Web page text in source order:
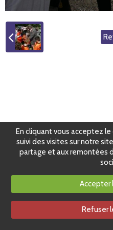
En cliquant vous acceptez
suivi des visites sur notre
partage et aux remontées
Accepter
Refuser